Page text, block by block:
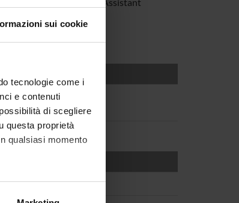
sui cookie
tecnologie come i
e contenuti
di scegliere
questa proprietà
qualsiasi momento
Teaching Assistant